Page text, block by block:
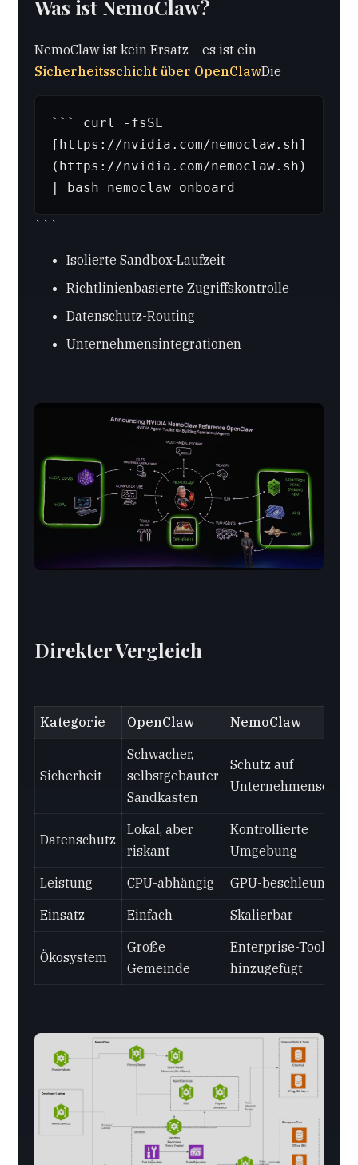
Was ist NemoClaw?
NemoClaw ist kein Ersatz – es ist ein
Sicherheitsschicht über OpenClawDie
``` curl -fsSL
[https://nvidia.com/nemoclaw.sh]
(https://nvidia.com/nemoclaw.sh)
| bash nemoclaw onboard
```
Isolierte Sandbox-Laufzeit
Richtlinienbasierte Zugriffskontrolle
Datenschutz-Routing
Unternehmensintegrationen
Direkter Vergleich
Kategorie OpenClaw NemoClaw
Sicherheit
Schwacher,
selbstgebauter
Sandkasten
Schutz auf
Datenschutz
Lokal, aber
riskant
Kontrollierte
Umgebung
Leistung
CPU-abhängig
GPU-beschleunigt
Einsatz
Einfach Skalierbar
Ökosystem
Große
Gemeinde
Enterprise-Tools
hinzugefügt